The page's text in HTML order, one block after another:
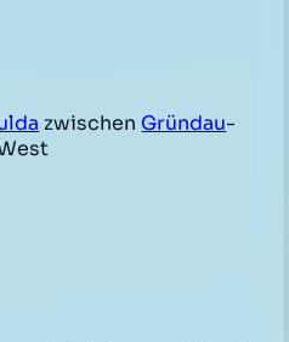
zwischen Gründau-